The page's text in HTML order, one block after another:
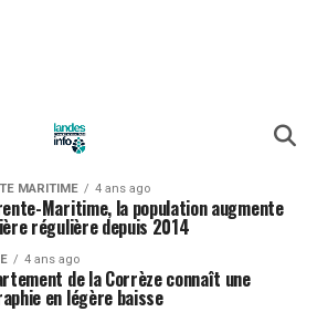
MARITIME 4 ans ago
Maritime, la population augmente
régulière depuis 2014
4 ans ago
de la Corrèze connaît une
en légère baisse